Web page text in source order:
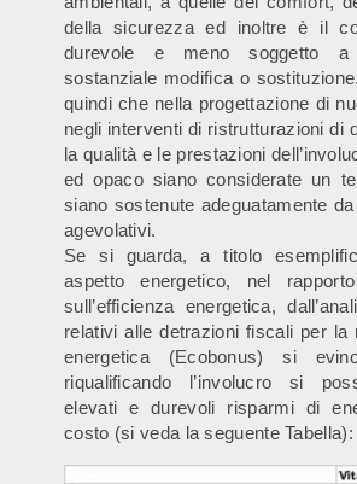
della sicurezza ed inoltre è il
durevole e meno soggetto
sostanziale modifica o
quindi che nella progettazione di
negli interventi di ristrutturazioni di
la qualità e le prestazioni
ed opaco siano considerate un
siano sostenute adeguatamente
agevolativi.
Se si guarda, a titolo
aspetto energetico, nel
sull’efficienza energetica,
relativi alle detrazioni fiscali per la
energetica (Ecobonus) si
riqualificando l’involucro si
elevati e durevoli risparmi di
costo (si veda la seguente Tabella):